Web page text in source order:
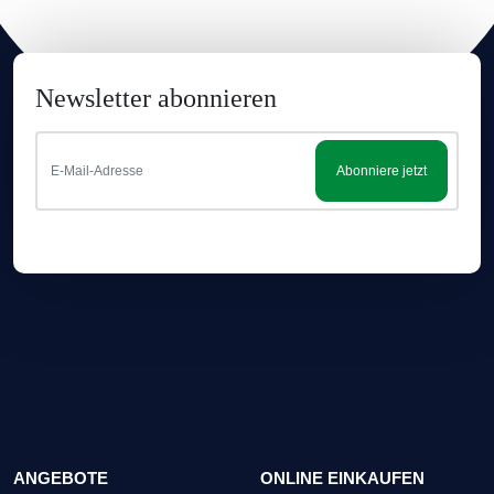
Newsletter abonnieren
Abonniere jetzt
ANGEBOTE ONLINE EINKAUFEN